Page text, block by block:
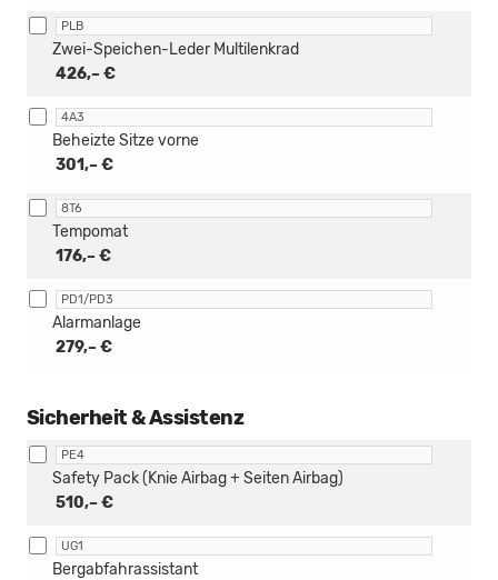
PLB
426,– €
Zwei-Speichen-Leder Multilenkrad
4A3
301,– €
Beheizte Sitze vorne
8T6
176,– €
Tempomat
PD1/PD3
279,– €
Alarmanlage
Sicherheit & Assistenz
PE4
510,– €
Safety Pack (Knie Airbag + Seiten Airbag)
UG1
Bergabfahrassistant